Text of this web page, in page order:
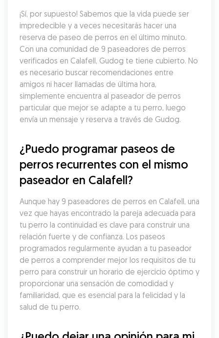
¡Sí, por supuesto! Sabemos que la vida puede ser
impredecible y a veces necesitarás hacer una
reserva de paseo de perros en el último minuto.
Con una comunidad de 9 paseadores de perros
verificados en Calafell, Gudog te tiene cubierto. No
es necesario buscar recomendaciones entre
amigos ni hacer llamadas de última hora,
simplemente encuentra al paseador de perros
particular que mejor se adapte a tu perro, luego
envía un mensaje y reserva a través de Gudog.
¿Puedo programar paseos de
perros recurrentes con el mismo
paseador en Calafell?
Aunque hay 9 paseadores de perros en Calafell, una
vez que hayas encontrado la pareja adecuada para
tu perro la continuidad es clave para construir una
relación fuerte y de confianza. Los paseos
programados regularmente ayudan a tu paseador
de perros a comprender mejor los requisitos de tu
perro para construir un horario de ejercicio óptimo y
proporcionar una sensación de comodidad y
familiaridad, que es esencial para la felicidad y la
salud de tu perro.